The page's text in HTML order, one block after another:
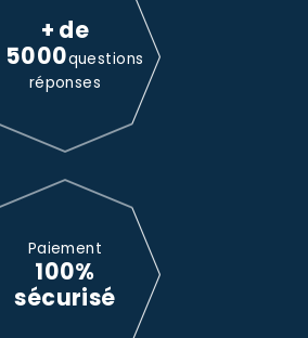
+ de
5000questions
réponses
Paiement
100%
sécurisé